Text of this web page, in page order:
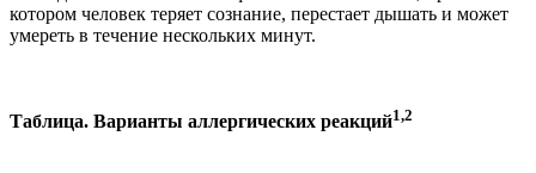
котором человек теряет сознание, перестает дышать и может
умереть в течение нескольких минут.
Таблица. Варианты аллергических реакций1,2